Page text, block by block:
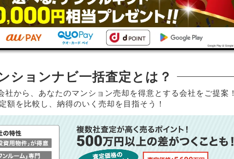
ションナビ一括査定とは？
から、 あなたのマンション売却を得意とする会社をご提案！
額を比較し、納得のいく売却を目指そう！